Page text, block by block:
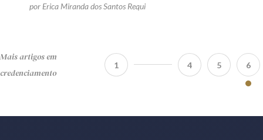
por Erica Miranda dos Santos Requi
Mais artigos em
credenciamento
1 4 5 6